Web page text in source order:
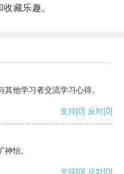
藏乐趣。
他学习者交流学习心得。
支持[0] 反对[0]
怡。
支持[0] 反对[0]